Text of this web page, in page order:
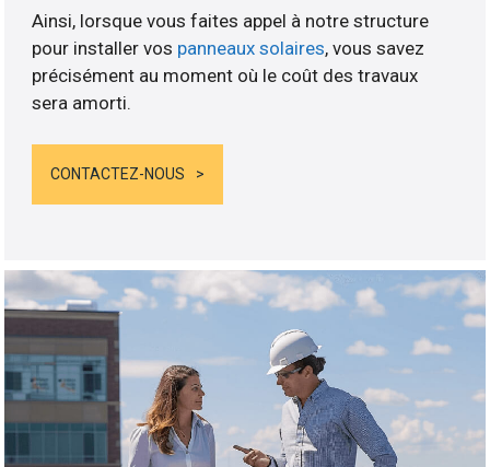
Ainsi, lorsque vous faites appel à notre structure
pour installer vos panneaux solaires, vous savez
précisément au moment où le coût des travaux
sera amorti.
CONTACTEZ-NOUS